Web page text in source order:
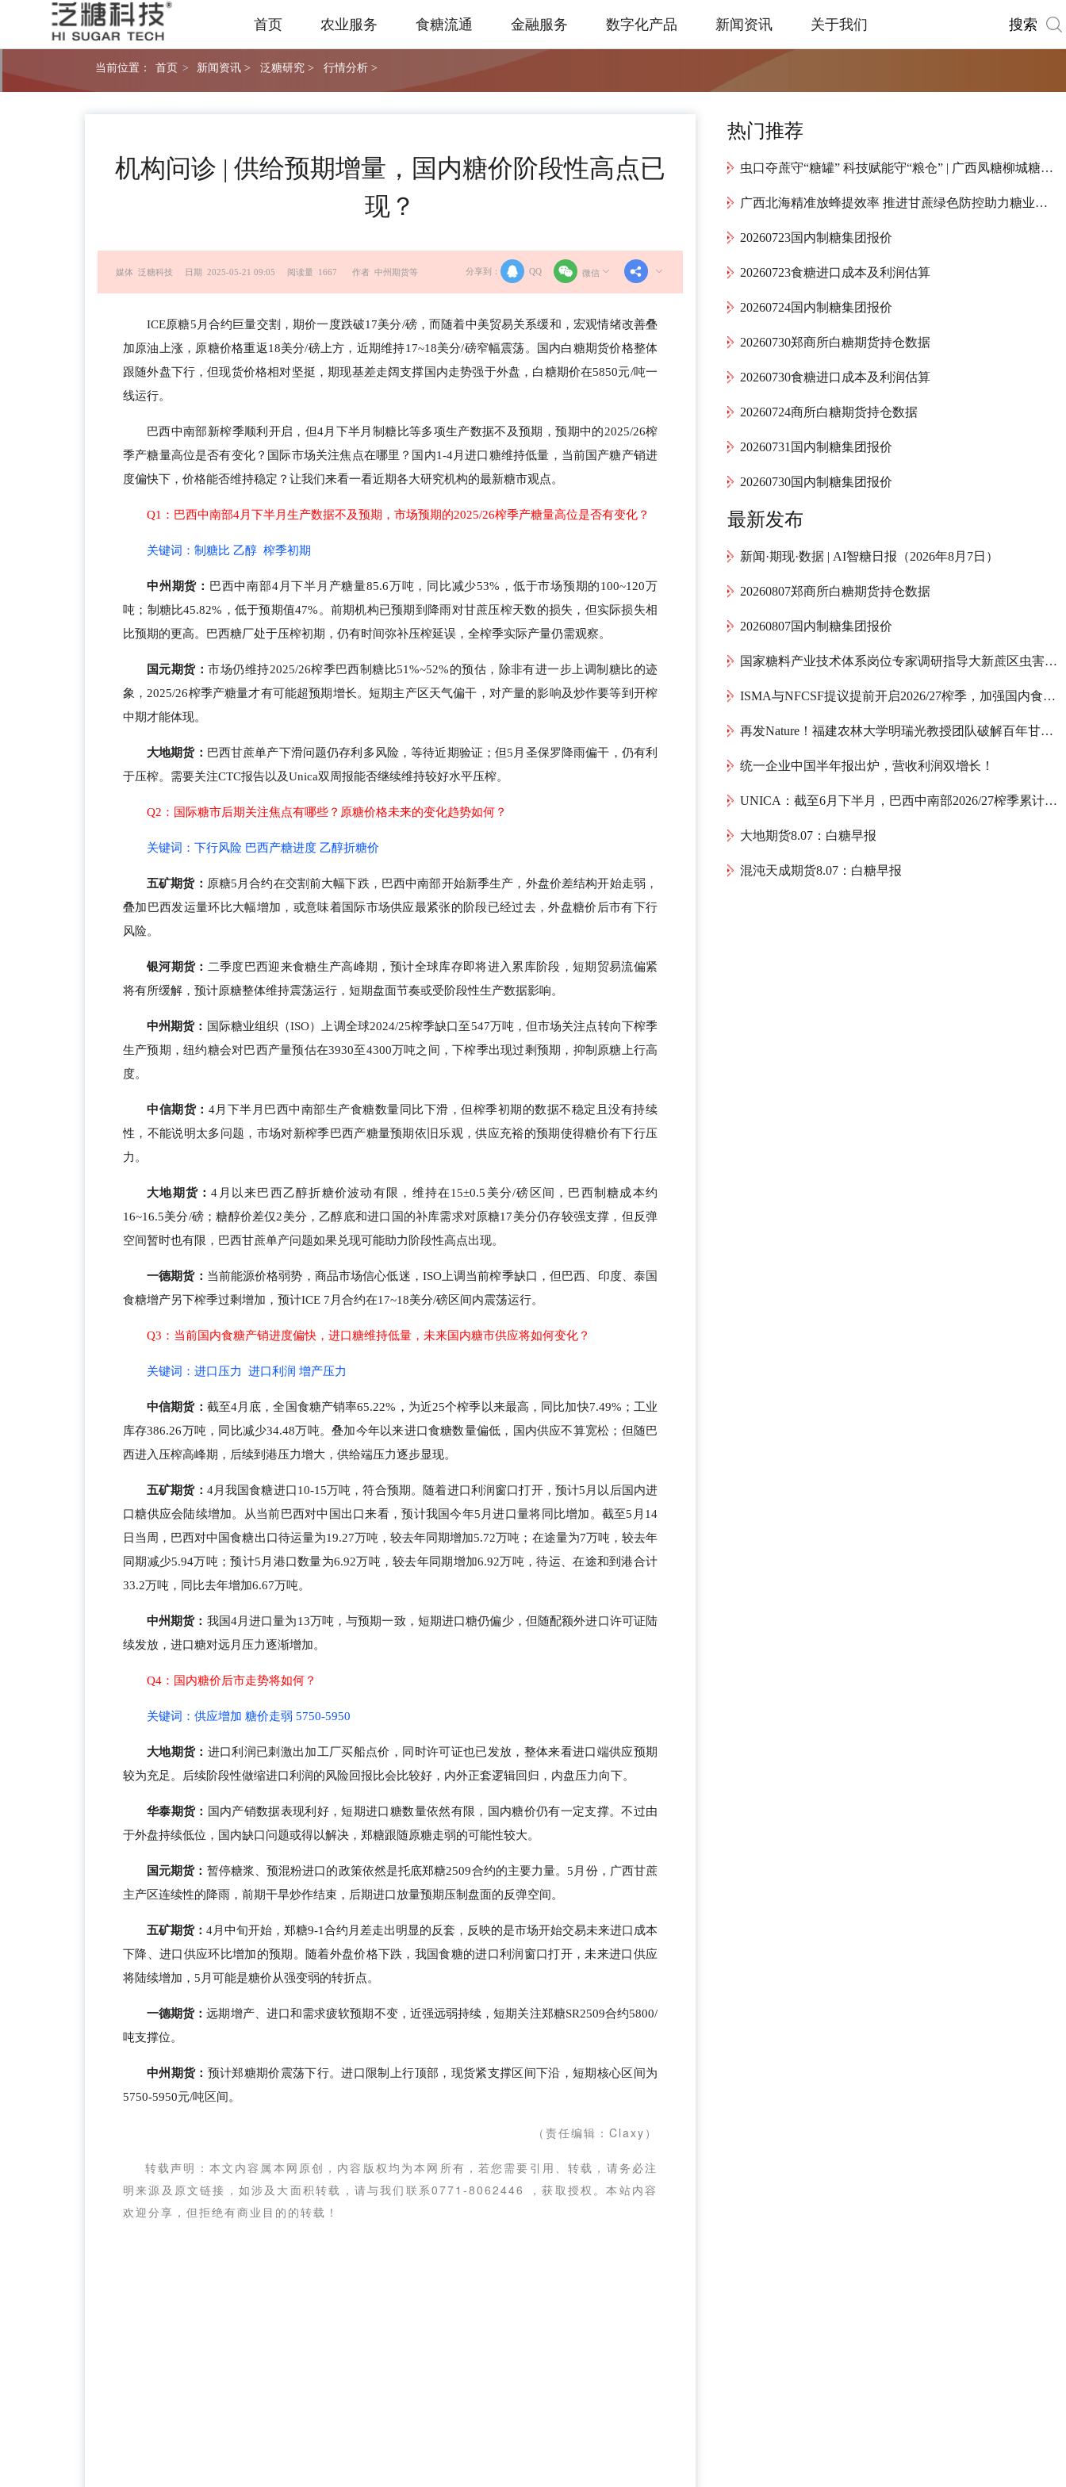
首页 农业服务 食糖流通 金融服务 数字化产品 新闻资讯 关于我们 搜索
当前位置： 首页 > 新闻资讯 > 泛糖研究 > 行情分析 >
机构问诊 | 供给预期增量，国内糖价阶段性高点已
现？
分享到： QQ 微信
媒体 泛糖科技 日期 2025-05-21 09:05 阅读量 1667 作者 中州期货等
ICE原糖5月合约巨量交割，期价一度跌破17美分/磅，而随着中美贸易关系缓和，宏观情绪改善叠
加原油上涨，原糖价格重返18美分/磅上方，近期维持17~18美分/磅窄幅震荡。国内白糖期货价格整体
跟随外盘下行，但现货价格相对坚挺，期现基差走阔支撑国内走势强于外盘，白糖期价在5850元/吨一
线运行。
巴西中南部新榨季顺利开启，但4月下半月制糖比等多项生产数据不及预期，预期中的2025/26榨
季产糖量高位是否有变化？国际市场关注焦点在哪里？国内1-4月进口糖维持低量，当前国产糖产销进
度偏快下，价格能否维持稳定？让我们来看一看近期各大研究机构的最新糖市观点。
Q1：巴西中南部4月下半月生产数据不及预期，市场预期的2025/26榨季产糖量高位是否有变化？
关键词：制糖比 乙醇 榨季初期
中州期货 ： 巴西中南部4月下半月产糖量85.6万吨，同比减少53%，低于市场预期的100~120万
吨；制糖比45.82%，低于预期值47%。前期机构已预期到降雨对甘蔗压榨天数的损失，但实际损失相
比预期的更高。巴西糖厂处于压榨初期，仍有时间弥补压榨延误，全榨季实际产量仍需观察。
国元期货：市场仍维持2025/26榨季巴西制糖比51%~52%的预估，除非有进一步上调制糖比的迹
象，2025/26榨季产糖量才有可能超预期增长。短期主产区天气偏干，对产量的影响及炒作要等到开榨
中期才能体现。
大地期货： 巴西甘蔗单产下滑问题仍存利多风险，等待近期验证；但5月圣保罗降雨偏干，仍有利
于压榨。需要关注CTC报告以及Unica双周报能否继续维持较好水平压榨。
Q2：国际糖市后期关注焦点有哪些？原糖价格未来的变化趋势如何？
关键词：下行风险 巴西产糖进度 乙醇折糖价
五矿期货： 原糖5月合约在交割前大幅下跌，巴西中南部开始新季生产，外盘价差结构开始走弱，
叠加巴西发运量环比大幅增加，或意味着国际市场供应最紧张的阶段已经过去，外盘糖价后市有下行
风险。
银河期货： 二季度巴西迎来食糖生产高峰期，预计全球库存即将进入累库阶段，短期贸易流偏紧
将有所缓解，预计原糖整体维持震荡运行，短期盘面节奏或受阶段性生产数据影响。
中州期货：
国际糖业组织（ISO）上调全球2024/25榨季缺口至547万吨，但市场关注点转向下榨季
生产预期，纽约糖会对巴西产量预估在3930至4300万吨之间，下榨季出现过剩预期，抑制原糖上行高
度。
中信期货： 4月下半月巴西中南部生产食糖数量同比下滑，但榨季初期的数据不稳定且没有持续
性，不能说明太多问题，市场对新榨季巴西产糖量预期依旧乐观，供应充裕的预期使得糖价有下行压
力。
大地期货：4月以来巴西乙醇折糖价波动有限，维持在15±0.5美分/磅区间，巴西制糖成本约
16~16.5美分/磅；糖醇价差仅2美分，乙醇底和进口国的补库需求对原糖17美分仍存较强支撑，但反弹
空间暂时也有限，巴西甘蔗单产问题如果兑现可能助力阶段性高点出现。
一德期货： 当前能源价格弱势，商品市场信心低迷，ISO上调当前榨季缺口，但巴西、印度、泰国
食糖增产另下榨季过剩增加，预计ICE 7月合约在17~18美分/磅区间内震荡运行。
Q3：当前国内食糖产销进度偏快，进口糖维持低量，未来国内糖市供应将如何变化？
关键词：进口压力 进口利润 增产压力
中信期货： 截至4月底，全国食糖产销率65.22%，为近25个榨季以来最高，同比加快7.49%；工业
库存386.26万吨，同比减少34.48万吨。叠加今年以来进口食糖数量偏低，国内供应不算宽松；但随巴
西进入压榨高峰期，后续到港压力增大，供给端压力逐步显现。
五矿期货： 4月我国食糖进口10-15万吨，符合预期。随着进口利润窗口打开，预计5月以后国内进
口糖供应会陆续增加。从当前巴西对中国出口来看，预计我国今年5月进口量将同比增加。截至5月14
日当周，巴西对中国食糖出口待运量为19.27万吨，较去年同期增加5.72万吨；在途量为7万吨，较去年
同期减少5.94万吨；预计5月港口数量为6.92万吨，较去年同期增加6.92万吨，待运、在途和到港合计
33.2万吨，同比去年增加6.67万吨。
中州期货： 我国4月进口量为13万吨，与预期一致，短期进口糖仍偏少，但随配额外进口许可证陆
续发放，进口糖对远月压力逐渐增加。
Q4：国内糖价后市走势将如何？
关键词：供应增加 糖价走弱 5750-5950
大地期货： 进口利润已刺激出加工厂买船点价，同时许可证也已发放，整体来看进口端供应预期
较为充足。后续阶段性做缩进口利润的风险回报比会比较好，内外正套逻辑回归，内盘压力向下。
华泰期货：
国内产销数据表现利好，短期进口糖数量依然有限，国内糖价仍有一定支撑。不过由
于外盘持续低位，国内缺口问题或得以解决，郑糖跟随原糖走弱的可能性较大。
国元期货： 暂停糖浆、预混粉进口的政策依然是托底郑糖2509合约的主要力量。5月份，广西甘蔗
主产区连续性的降雨，前期干旱炒作结束，后期进口放量预期压制盘面的反弹空间。
五矿期货： 4月中旬开始，郑糖9-1合约月差走出明显的反套，反映的是市场开始交易未来进口成本
下降、进口供应环比增加的预期。随着外盘价格下跌，我国食糖的进口利润窗口打开，未来进口供应
将陆续增加，5月可能是糖价从强变弱的转折点。
一德期货：远期增产、进口和需求疲软预期不变，近强远弱持续，短期关注郑糖SR2509合约5800/
吨支撑位。
中州期货： 预计郑糖期价震荡下行。进口限制上行顶部，现货紧支撑区间下沿，短期核心区间为
5750-5950元/吨区间。
（责任编辑：Claxy）
转载声明：本文内容属本网原创，内容版权均为本网所有，若您需要引用、转载，请务必注
明来源及原文链接，如涉及大面积转载，请与我们联系0771-8062446 ，获取授权。本站内容
欢迎分享，但拒绝有商业目的的转载！
热门推荐
虫口夺蔗守“糖罐” 科技赋能守“粮仓” | 广西凤糖柳城糖厂全力护航“甜蜜产业”高质量发展
广西北海精准放蜂提效率 推进甘蔗绿色防控助力糖业提质增效
20260723国内制糖集团报价
20260723食糖进口成本及利润估算
20260724国内制糖集团报价
20260730郑商所白糖期货持仓数据
20260730食糖进口成本及利润估算
20260724商所白糖期货持仓数据
20260731国内制糖集团报价
20260730国内制糖集团报价
最新发布
新闻·期现·数据 | AI智糖日报（2026年8月7日）
20260807郑商所白糖期货持仓数据
20260807国内制糖集团报价
国家糖料产业技术体系岗位专家调研指导大新蔗区虫害防治
ISMA与NFCSF提议提前开启2026/27榨季，加强国内食糖供应
再发Nature！福建农林大学明瑞光教授团队破解百年甘蔗育种谜题：母本如何送出一份“双倍遗传礼物”
统一企业中国半年报出炉，营收利润双增长！
UNICA：截至6月下半月，巴西中南部2026/27榨季累计产糖1075.4万吨，同比减少152万吨
大地期货8.07：白糖早报
混沌天成期货8.07：白糖早报